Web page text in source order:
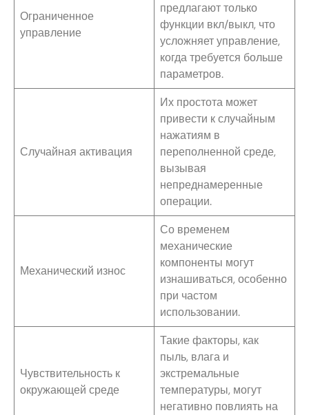
Ограниченное
управление
предлагают только
функции вкл/выкл, что
усложняет управление,
когда требуется больше
параметров.
Случайная активация
Их простота может
привести к случайным
нажатиям в
переполненной среде,
вызывая
непреднамеренные
операции.
Механический износ
Со временем
механические
компоненты могут
изнашиваться, особенно
при частом
использовании.
Чувствительность к
окружающей среде
Такие факторы, как
пыль, влага и
экстремальные
температуры, могут
негативно повлиять на